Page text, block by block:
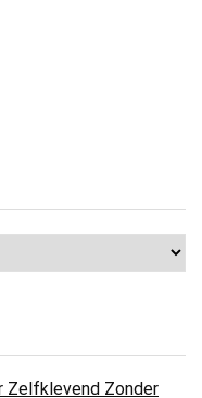
Zelfklevend Zonder